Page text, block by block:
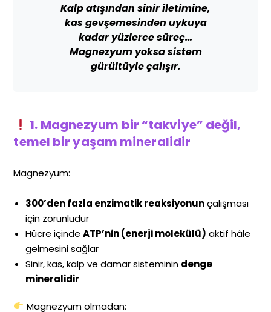
Kalp atışından sinir iletimine,
kas gevşemesinden uykuya
kadar yüzlerce süreç…
Magnezyum yoksa sistem
gürültüyle çalışır.
1. Magnezyum bir “takviye” değil,
temel bir yaşam mineralidir
Magnezyum:
300’den fazla enzimatik reaksiyonunçalışması
için zorunludur
Hücre içindeATP’nin (enerji molekülü) aktif hâle
gelmesini sağlar
Sinir, kas, kalp ve damar sisteminin denge
mineralidir
Magnezyum olmadan: